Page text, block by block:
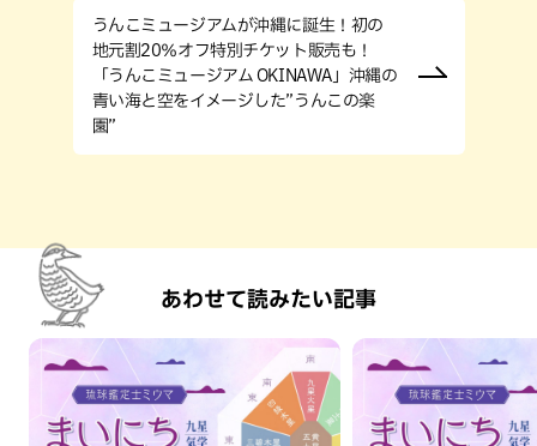
うんこミュージアムが沖縄に誕生！初の
地元割20％オフ特別チケット販売も！
「うんこミュージアム OKINAWA」沖縄の
青い海と空をイメージした”うんこの楽
園”
あわせて読みたい記事